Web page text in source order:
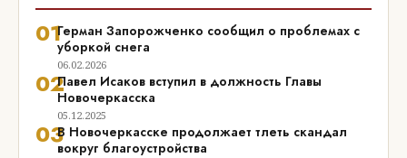
01Герман Запорожченко сообщил о проблемах с
уборкой снега
06.02.2026
02Павел Исаков вступил в должность Главы
Новочеркасска
05.12.2025
03В Новочеркасске продолжает тлеть скандал
вокруг благоустройства